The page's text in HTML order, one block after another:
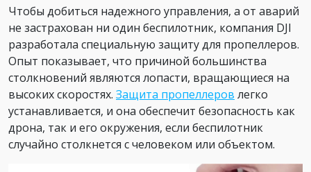
Чтобы добиться надежного управления, а от аварий
не застрахован ни один беспилотник, компания DJI
разработала специальную защиту для пропеллеров.
Опыт показывает, что причиной большинства
столкновений являются лопасти, вращающиеся на
высоких скоростях. Защита пропеллеров легко
устанавливается, и она обеспечит безопасность как
дрона, так и его окружения, если беспилотник
случайно столкнется с человеком или объектом.